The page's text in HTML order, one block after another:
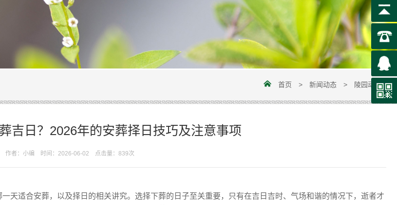
首页 > 新闻动态 > 陵园动态
吉日？2026年的安葬择日技巧及注意事项
作者：小编 时间：2026-06-02 点击量： 839次
天适合安葬，以及择日的相关讲究。选择下葬的日子至关重要，只有在吉日吉时、气场和谐的情况下，逝者才